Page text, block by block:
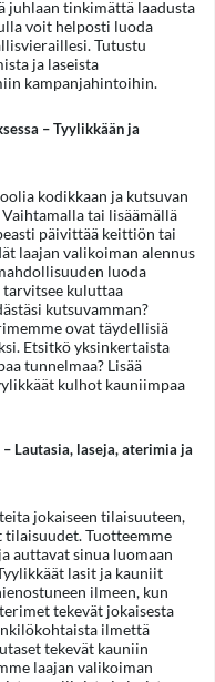
juhlaan tinkimättä laadusta
voit helposti luoda
Tutustu
ja laseista
kampanjahintoihin.
– Tyylikkään ja
kodikkaan ja kutsuvan
tai lisäämällä
päivittää keittiön tai
laajan valikoiman alennus
luoda
tarvitsee kuluttaa
kutsuvamman?
ovat täydellisiä
Etsitkö yksinkertaista
tunnelmaa? Lisää
kulhot kauniimpaa
Lautasia, laseja, aterimia ja
jokaiseen tilaisuuteen,
Tuotteemme
auttavat sinua luomaan
lasit ja kauniit
ilmeen, kun
tekevät jokaisesta
ilmettä
tekevät kauniin
laajan valikoiman